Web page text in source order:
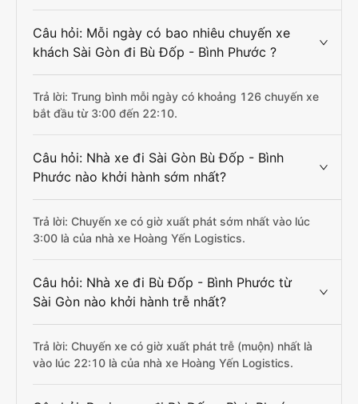
Câu hỏi: Mỗi ngày có bao nhiêu chuyến xe
khách Sài Gòn đi Bù Đốp - Bình Phước ?
Trả lời: Trung bình mỗi ngày có khoảng 126 chuyến xe
bắt đầu từ 3:00 đến 22:10.
Câu hỏi: Nhà xe đi Sài Gòn Bù Đốp - Bình
Phước nào khởi hành sớm nhất?
Trả lời: Chuyến xe có giờ xuất phát sớm nhất vào lúc
3:00 là của nhà xe Hoàng Yến Logistics.
Câu hỏi: Nhà xe đi Bù Đốp - Bình Phước từ
Sài Gòn nào khởi hành trễ nhất?
Trả lời: Chuyến xe có giờ xuất phát trễ (muộn) nhất là
vào lúc 22:10 là của nhà xe Hoàng Yến Logistics.